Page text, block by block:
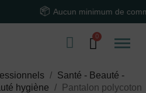
Aucun minimum de commande
Santé - Beauté -
hygiène
Pantalon polycoton